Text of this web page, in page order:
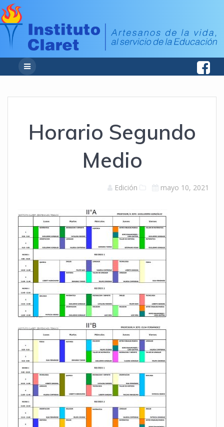
Horario Segundo
Medio
Edición mayo 10, 2021